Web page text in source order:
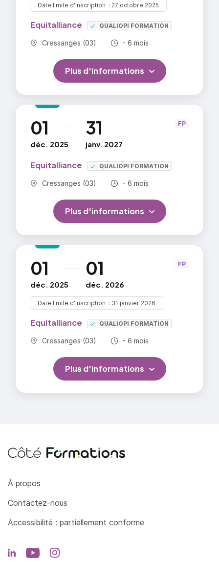
Date limite d'inscription 27 octobre 2025
Equitalliance QUALIOPI FORMATION
Commune :
Cressanges (03) Durée totale :
- 6 mois
Plus d'informations
01
déc. 2025
au 31
janv. 2027
Equitalliance QUALIOPI FORMATION
Commune :
Cressanges (03) Durée totale :
- 6 mois
FP
Plus d'informations
01
déc. 2025
au 01
déc. 2026
Date limite d'inscription 31 janvier 2026
Equitalliance QUALIOPI FORMATION
Commune :
Cressanges (03) Durée totale :
- 6 mois
FP
Plus d'informations
Côté Formations
À propos
Contactez-nous
Accessibilité : partiellement conforme